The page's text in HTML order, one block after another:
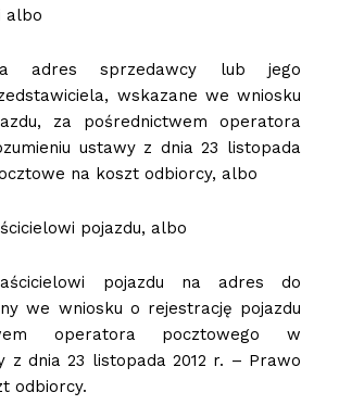
albo
adres sprzedawcy lub jego
wskazane we wniosku
za pośrednictwem operatora
ustawy z dnia 23 listopada
na koszt odbiorcy, albo
pojazdu, albo
pojazdu na adres do
we wniosku o rejestrację pojazdu
operatora pocztowego w
z dnia 23 listopada 2012 r. – Prawo
odbiorcy.